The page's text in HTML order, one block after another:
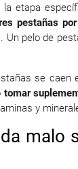
la etapa
pestañas
Un pelo de
se caen
tomar
y
malo